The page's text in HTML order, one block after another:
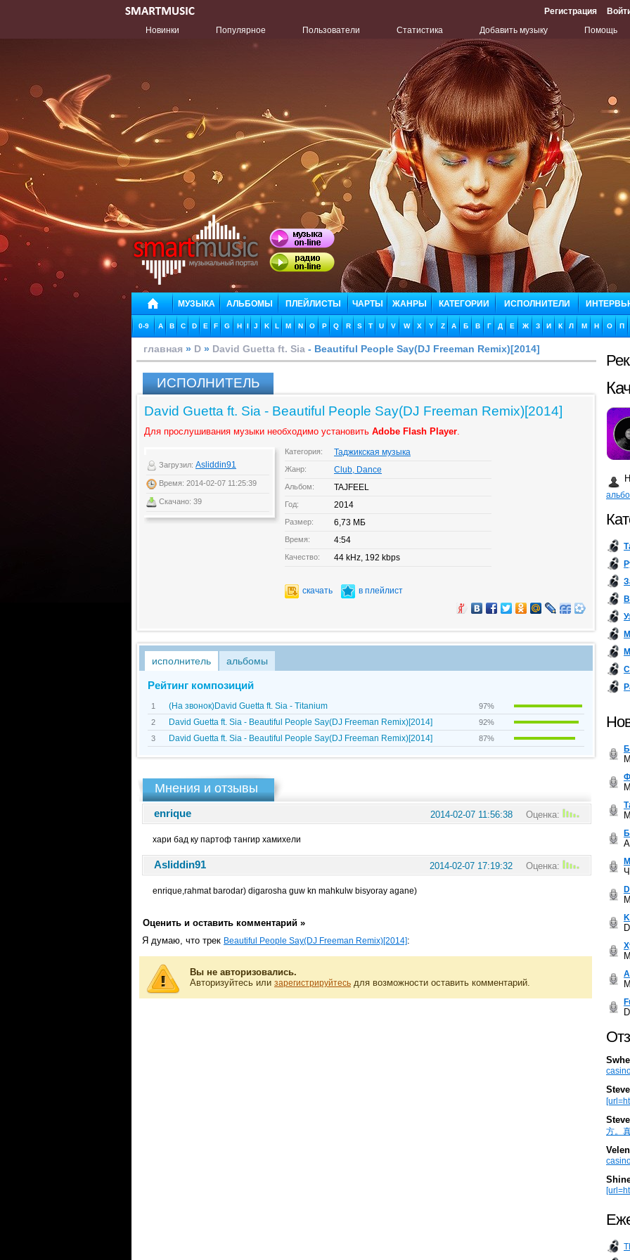
Регистрация
Новинки
Популярное Пользователи Статистика Добавить музыку Помощь
МУЗЫКА АЛЬБОМЫ ПЛЕЙЛИСТЫ ЧАРТЫ ЖАНРЫ КАТЕГОРИИ ИСПОЛНИТЕЛИ
0-9 A B C D E F G H I J K L M N O P Q R S T U V W X Y Z А Б В Г Д Е Ж З И К Л М Н О П
главная » D » David Guetta ft. Sia - Beautiful People Say(DJ Freeman Remix)[2014]
ИСПОЛНИТЕЛЬ
David Guetta ft. Sia - Beautiful People Say(DJ Freeman Remix)[2014]
Для прослушивания музыки необходимо установить Adobe Flash Player.
Загрузил: Asliddin91
Время: 2014-02-07 11:25:39
Скачано: 39
Категория: Таджикская музыка
Жанр: Club, Dance
Альбом: TAJFEEL
Год: 2014
Размер: 6,73 МБ
Время: 4:54
Качество: 44 kHz, 192 kbps
скачать в плейлист
исполнитель альбомы
Рейтинг композиций
1 (На звонок)David Guetta ft. Sia - Titanium
97%
2
David Guetta ft. Sia - Beautiful People Say(DJ Freeman Remix)[2014]
92%
3
David Guetta ft. Sia - Beautiful People Say(DJ Freeman Remix)[2014] 87%
Мнения и отзывы
enrique 2014-02-07 11:56:38 Оценка:
хари бад ку партоф тангир хамихели
Asliddin91 2014-02-07 17:19:32 Оценка:
enrique,rahmat barodar) digarosha guw kn mahkulw bisyoray agane)
Оценить и оставить комментарий »
Я думаю, что трек Beautiful People Say(DJ Freeman Remix)[2014]:
Вы не авторизовались.
Авторизуйтесь или зарегистрируйтесь для возможности оставить комментарий.
方。